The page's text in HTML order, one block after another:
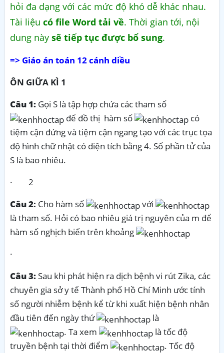
hỏi đa dạng với các mức độ khó dễ khác nhau.
Tài liệu có file Word tải về. Thời gian tới, nội
dung này sẽ tiếp tục được bổ sung.
=> Giáo án toán 12 cánh diều
ÔN GIỮA KÌ 1
Câu 1: Gọi S là tập hợp chứa các tham số
để đồ thị hàm số
có
tiệm cận đứng và tiệm cận ngang tạo với các trục tọa
độ hình chữ nhật có diện tích bằng 4. Số phần tử của
S là bao nhiêu.
· 2
Câu 2: Cho hàm số
với
là tham số. Hỏi có bao nhiêu giá trị nguyên của m để
hàm số nghịch biến trên khoảng
·
Câu 3:Sau khi phát hiện ra dịch bệnh vi rút Zika, các
chuyên gia sở y tế Thành phố Hồ Chí Minh ước tính
số người nhiễm bệnh kể từ khi xuất hiện bệnh nhân
đầu tiên đến ngày thứ
là
. Ta xem
là tốc độ
truyền bệnh tại thời điểm
. Tốc độ